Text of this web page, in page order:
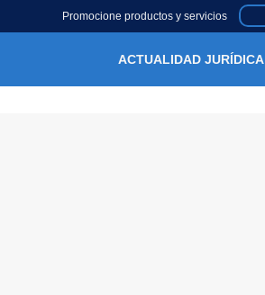
Promocione productos y servicios
ACTUALIDAD JURÍDICA